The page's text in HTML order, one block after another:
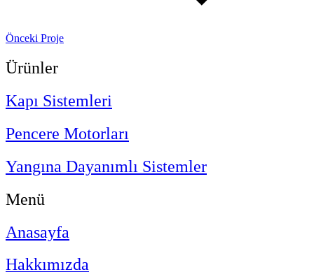
Önceki Proje
Ürünler
Kapı Sistemleri
Pencere Motorları
Yangına Dayanımlı Sistemler
Menü
Anasayfa
Hakkımızda